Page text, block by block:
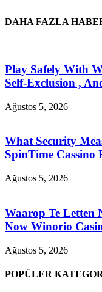
DAHA FAZLA
Play Safely With
Self-Exclusion ,
Ağustos 5, 2026
What Security
SpinTime Cassino
Ağustos 5, 2026
Waarop Te Letten
Now Winorio
Ağustos 5, 2026
POPÜLER